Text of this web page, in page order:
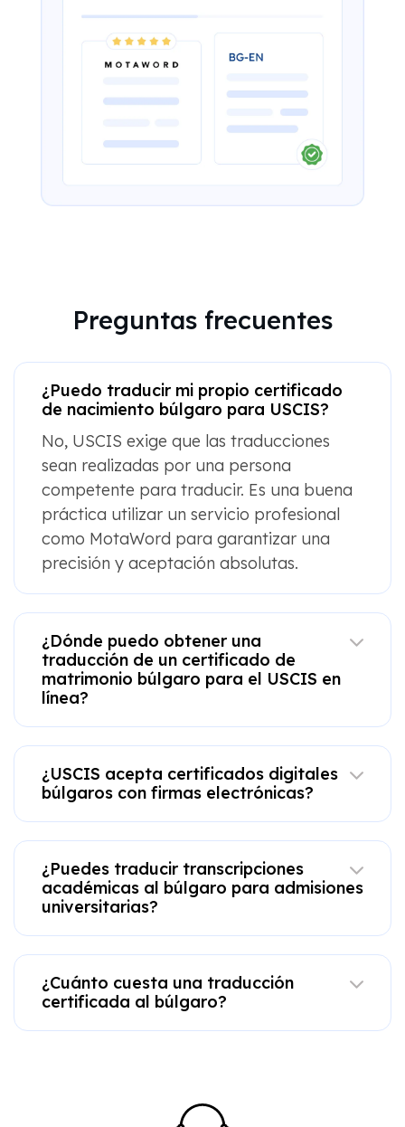
Preguntas frecuentes
¿Puedo traducir mi propio certificado
de nacimiento búlgaro para USCIS?
No, USCIS exige que las traducciones
sean realizadas por una persona
competente para traducir. Es una buena
práctica utilizar un servicio profesional
como MotaWord para garantizar una
precisión y aceptación absolutas.
¿Dónde puedo obtener una
traducción de un certificado de
matrimonio búlgaro para el USCIS en
línea?
¿USCIS acepta certificados digitales
búlgaros con firmas electrónicas?
¿Puedes traducir transcripciones
académicas al búlgaro para admisiones
universitarias?
¿Cuánto cuesta una traducción
certificada al búlgaro?